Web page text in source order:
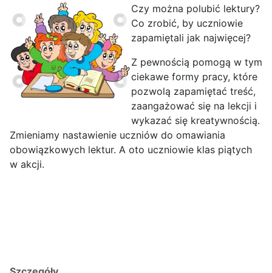
Czy można polubić lektury?
Co zrobić, by uczniowie
zapamiętali jak najwięcej?
Z pewnością pomogą w tym
ciekawe formy pracy, które
pozwolą zapamiętać treść,
zaangażować się na lekcji i
wykazać się kreatywnością.
Zmieniamy nastawienie uczniów do omawiania
obowiązkowych lektur. A oto uczniowie klas piątych
w akcji.